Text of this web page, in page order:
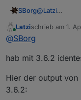
SBorg@Latzi
Debug-
Online
Latzischrieb am 1.
zuletzt editiert
@SBorg
hab mit 3.6.2
Hier der output von
3.6.2: